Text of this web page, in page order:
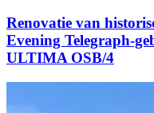
Renovatie van
Evening Telegraph-
ULTIMA OSB/4